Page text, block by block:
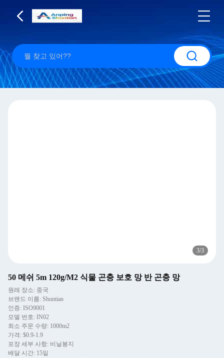
3/3
50 메쉬 5m 120g/M2 식물 곤충 보호 망 반 곤충 망
원래 장소: 중국
브랜드 이름: Shuntian
인증: ISO9001
모델 번호: IN02
최소 주문 수량: 1000m2
가격: $0.9-1.9
포장 세부 사항: 비닐봉지
배달 시간: 15일